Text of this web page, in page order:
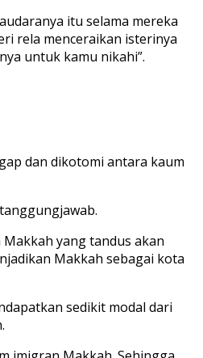
itu selama mereka
rela menceraikan isterinya
untuk kamu nikahi”.
dan dikotomi antara kaum
yang tandus akan
Makkah sebagai kota
sedikit modal dari